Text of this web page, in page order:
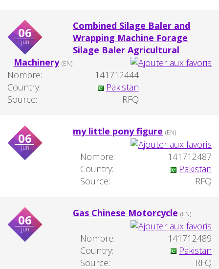
06
jun
Combined Silage Baler and
Wrapping Machine Forage
Silage Baler Agricultural
Machinery (EN)
Nombre:
141712444
Country:
Pakistan
Source:
RFQ
06
jun
my little pony figure (EN)
Nombre:
141712487
Country:
Pakistan
Source:
RFQ
06
jun
Gas Chinese Motorcycle (EN)
Nombre:
141712489
Country:
Pakistan
Source:
RFQ